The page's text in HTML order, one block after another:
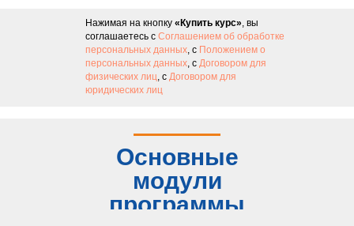
Нажимая на кнопку «Купить курс», вы
соглашаетесь с Соглашением об обработке
персональных данных, с Положением о
персональных данных, с Договором для
физических лиц, с Договором для
юридических лиц
Основные
модули
программы